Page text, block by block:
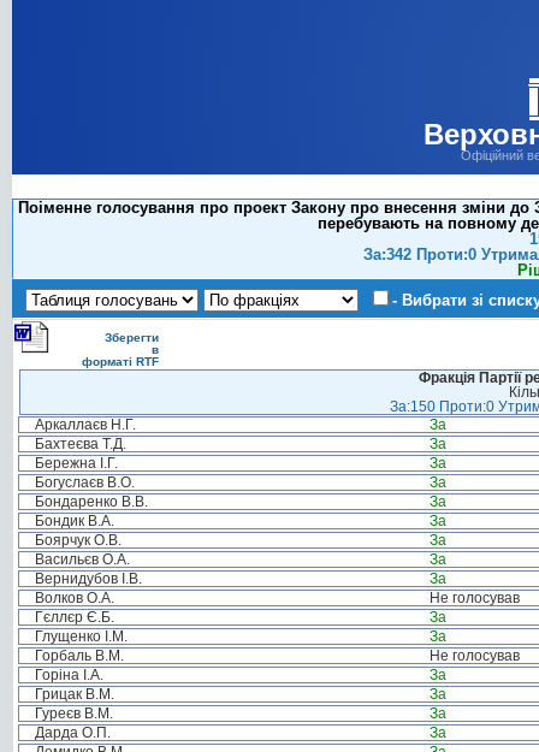
Офіційний
Поіменне голосування про проект Закону про внесення зміни до
перебувають на повному
За:342 Проти:0
- Вибрати зі
Зберегти
в
форматі RTF
Фракція Партії
За:150 Проти:0
Аркаллаєв Н.Г.
За
Бахтеєва Т.Д.
За
Бережна І.Г.
За
Богуслаєв В.О.
За
Бондаренко В.В.
За
Бондик В.А.
За
Боярчук О.В.
За
Васильєв О.А.
За
Вернидубов І.В.
За
Волков О.А.
Не голосував
Гєллєр Є.Б.
За
Глущенко І.М.
За
Горбаль В.М.
Не голосував
Горіна І.А.
За
Грицак В.М.
За
Гуреєв В.М.
За
Дарда О.П.
За